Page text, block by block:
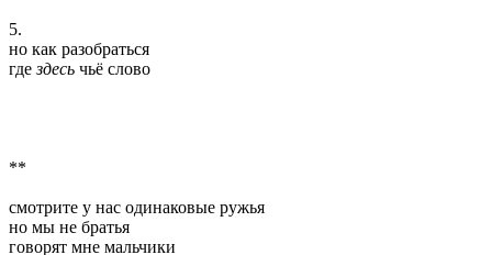
5.
но как разобраться
гдездесь чьё слово
**
смотрите у нас одинаковые ружья
но мы не братья
говорят мне мальчики